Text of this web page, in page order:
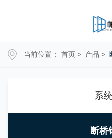
当前位置： 首页 > 产品 >
系
断桥